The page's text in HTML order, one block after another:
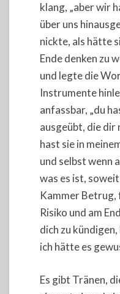
klang, „aber wir
über uns
nickte, als hätte
Ende denken zu
und legte die
Instrumente
anfassbar, „du
ausgeübt, die dir
hast sie in
und selbst wenn
was es ist,
Kammer Betrug,
Risiko und am
dich zu
ich hätte es
Es gibt Tränen,